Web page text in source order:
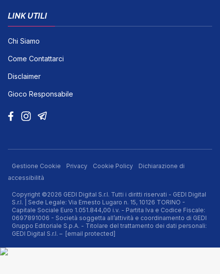
LINK UTILI
Chi Siamo
Come Contattarci
Disclaimer
Gioco Responsabile
Gestione Cookie Privacy Cookie Policy
Dichiarazione di
accessibilità
Copyright ©2026 GEDI Digital S.r.l. Tutti i diritti riservati - GEDI Digital
S.r.l. | Sede Legale: Via Ernesto Lugaro n. 15, 10126 TORINO -
Capitale Sociale Euro 1.051.844,00 i.v. - Partita Iva e Codice Fiscale:
0697891006 - Società soggetta all’attività e coordinamento di GEDI
Gruppo Editoriale S.p.A. - Titolare del trattamento dei dati personali:
GEDI Digital S.r.l. – [email protected]